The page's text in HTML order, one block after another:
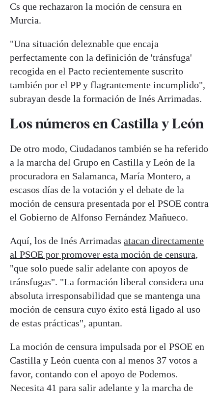
Cs que rechazaron la moción de censura en
Murcia.
"Una situación deleznable que encaja
perfectamente con la definición de 'tránsfuga'
recogida en el Pacto recientemente suscrito
también por el PP y flagrantemente incumplido",
subrayan desde la formación de Inés Arrimadas.
Los números en Castilla y León
De otro modo, Ciudadanos también se ha referido
a la marcha del Grupo en Castilla y León de la
procuradora en Salamanca, María Montero, a
escasos días de la votación y el debate de la
moción de censura presentada por el PSOE contra
el Gobierno de Alfonso Fernández Mañueco.
Aquí, los de Inés Arrimadas atacan directamente
al PSOE por promover esta moción de censura,
"que solo puede salir adelante con apoyos de
tránsfugas". "La formación liberal considera una
absoluta irresponsabilidad que se mantenga una
moción de censura cuyo éxito está ligado al uso
de estas prácticas", apuntan.
La moción de censura impulsada por el PSOE en
Castilla y León cuenta con al menos 37 votos a
favor, contando con el apoyo de Podemos.
Necesita 41 para salir adelante y la marcha de